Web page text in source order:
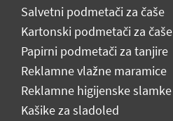
Salvetni podmetači za čaše
Kartonski podmetači za čaše
Papirni podmetači za tanjire
Reklamne vlažne maramice
Reklamne higijenske slamke
Kašike za sladoled